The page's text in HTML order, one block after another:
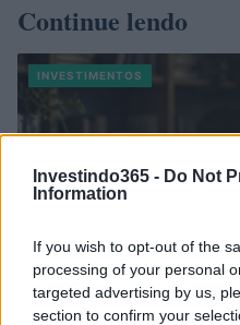
Investindo365 - Do Not
Information
If you wish to opt-out of the
processing of your personal
targeted advertising by us,
section to confirm your
Continue lendo
INVESTIMENTOS